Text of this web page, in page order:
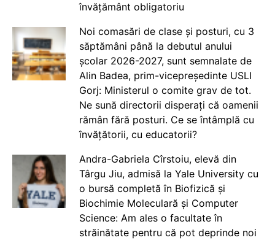
învățământ obligatoriu
Noi comasări de clase și posturi, cu 3
săptămâni până la debutul anului
școlar 2026-2027, sunt semnalate de
Alin Badea, prim-vicepreședinte USLI
Gorj: Ministerul o comite grav de tot.
Ne sună directorii disperați că oamenii
rămân fără posturi. Ce se întâmplă cu
învățătorii, cu educatorii?
Andra-Gabriela Cîrstoiu, elevă din
Târgu Jiu, admisă la Yale University cu
o bursă completă în Biofizică și
Biochimie Moleculară și Computer
Science: Am ales o facultate în
străinătate pentru că pot deprinde noi